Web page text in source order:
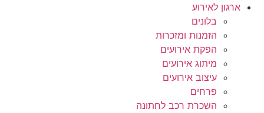
ארגון לאירוע
בלונים
הזמנות ומזכרות
הפקת אירועים
מיתוג אירועים
עיצוב אירועים
פרחים
השכרת רכב לחתונה